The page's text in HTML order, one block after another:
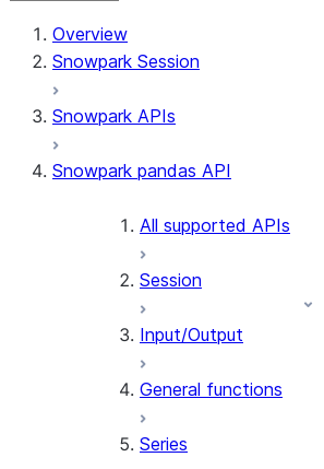
Overview
Snowpark Session
Snowpark APIs
Snowpark pandas API
All supported APIs
Session
Input/Output
General functions
Series